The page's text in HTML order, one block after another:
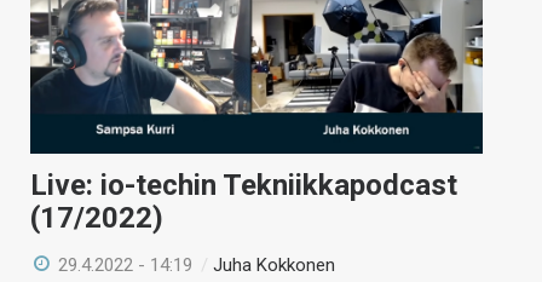
Live: io-techin Tekniikkapodcast
(17/2022)
29.4.2022 - 14:19 /Juha Kokkonen